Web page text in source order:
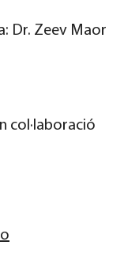
Dr. Zeev Maor
col·laboració